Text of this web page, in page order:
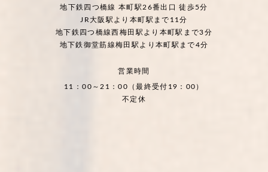
地下鉄四つ橋線 本町駅26番出口 徒歩5分
JR大阪駅より本町駅まで11分
地下鉄四つ橋線西梅田駅より本町駅まで3分
地下鉄御堂筋線梅田駅より本町駅まで4分
営業時間
11：00～21：00（最終受付19：00）
不定休